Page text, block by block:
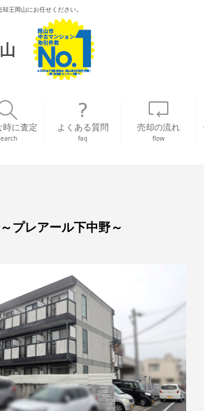
王岡山にお任せください。
時に査定 よくある質問
faq
売却の流れ
flow
プレアール下中野～